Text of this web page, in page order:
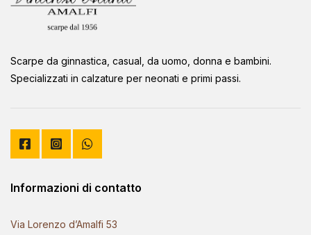
Scarpe da ginnastica, casual, da uomo, donna e bambini.
Specializzati in calzature per neonati e primi passi.
Informazioni di contatto
Via Lorenzo d’Amalfi 53